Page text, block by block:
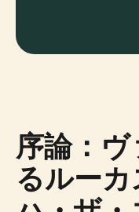
序論：
るルー